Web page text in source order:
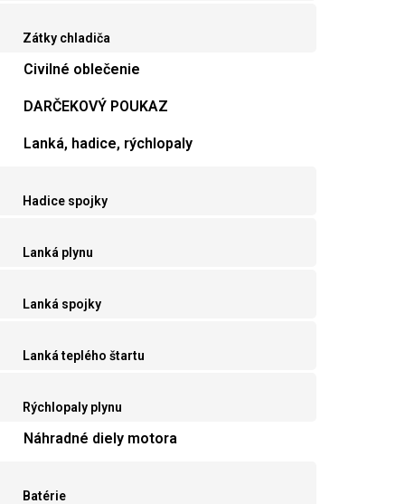
Zátky chladiča
Civilné oblečenie
DARČEKOVÝ POUKAZ
Lanká, hadice, rýchlopaly
Hadice spojky
Lanká plynu
Lanká spojky
Lanká teplého štartu
Rýchlopaly plynu
Náhradné diely motora
Batérie